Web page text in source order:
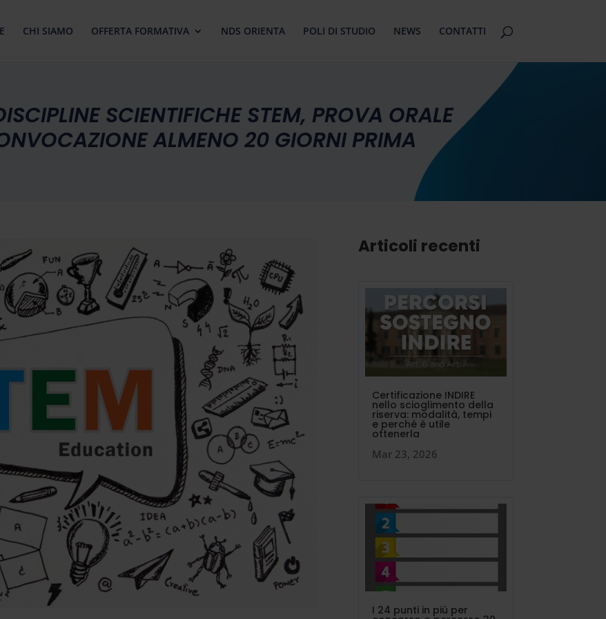
CHI SIAMO OFFERTA FORMATIVA NDS ORIENTA POLI DI STUDIO NEWS CONTATTI
SCIENTIFICHE STEM, PROVA ORALE
ALMENO 20 GIORNI PRIMA
Articoli recenti
Certificazione INDIRE
nello scioglimento della
riserva: modalità, tempi
e perché è utile
ottenerla
Mar 23, 2026
I 24 punti in più per